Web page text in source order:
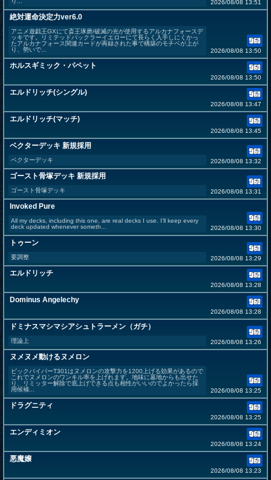
2026/08/08 13:51
絶対運命決定力ver6.0
アニメ遊戯王GXにて斎王琢磨/破滅の光が使用するアルカナフォースデ
ッキです。リミテッドパックラーイエローにて長らく入手しにくかっ
たアルカナフォース関連カードが再録された事で構築のモチベが上が
り、勢いで...
2026/08/08 13:50
ホルスギミック・パペット
2026/08/08 13:50
エルドリッチ(シングル)
2026/08/08 13:47
エルドリッチ(マッチ)
2026/08/08 13:45
ベクターデッキ 新規採用
ベクターデッキ 2026/08/08 13:32
ゴースト骨塚デッキ 新規採用
ゴースト骨塚デッキ 2026/08/08 13:31
Invoked Pure
All my decks, including this one, are real decks I use. I’ll keep every
deck updated whenever someth...
2026/08/08 13:30
トゥーン
要調整 2026/08/08 13:29
エルドリッチ
2026/08/08 13:28
Dominus Angelechy
2026/08/08 13:28
ドミナスマシマシアシュトラーメン（ガチ）
理論上 2026/08/08 13:26
ヌメヌメ動けるヌメロン
ビックバイパーT301はヌメロンの攻撃力を1200上げる効果があるので
これでヌメロンのワンキル率を上げれます。地味に墓地からも出せた
り、リミッター解除で底上げできる点も相性がいいのでよかったら採
用候補...
2026/08/08 13:25
ドラグニティ
2026/08/08 13:25
エンディミオン
2026/08/08 13:24
悪魔嬢
2026/08/08 13:23